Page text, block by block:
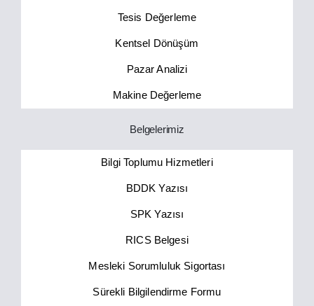
Tesis Değerleme
Kentsel Dönüşüm
Pazar Analizi
Makine Değerleme
Belgelerimiz
Bilgi Toplumu Hizmetleri
BDDK Yazısı
SPK Yazısı
RICS Belgesi
Mesleki Sorumluluk Sigortası
Sürekli Bilgilendirme Formu